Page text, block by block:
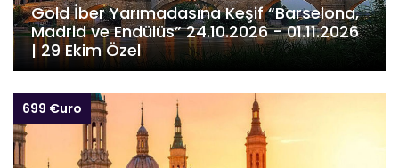
Gold İber Yarımadasına Keşif “Barselona,
Madrid ve Endülüs” 24.10.2026 - 01.11.2026
| 29 Ekim Özel
699 €uro